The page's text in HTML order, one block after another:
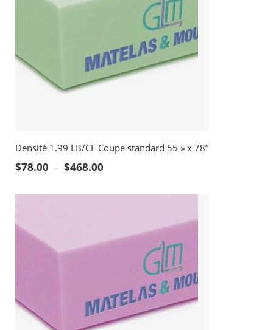
Densité 1.99 LB/CF Coupe standard 55 » x 78’’
$78.00 – $468.00